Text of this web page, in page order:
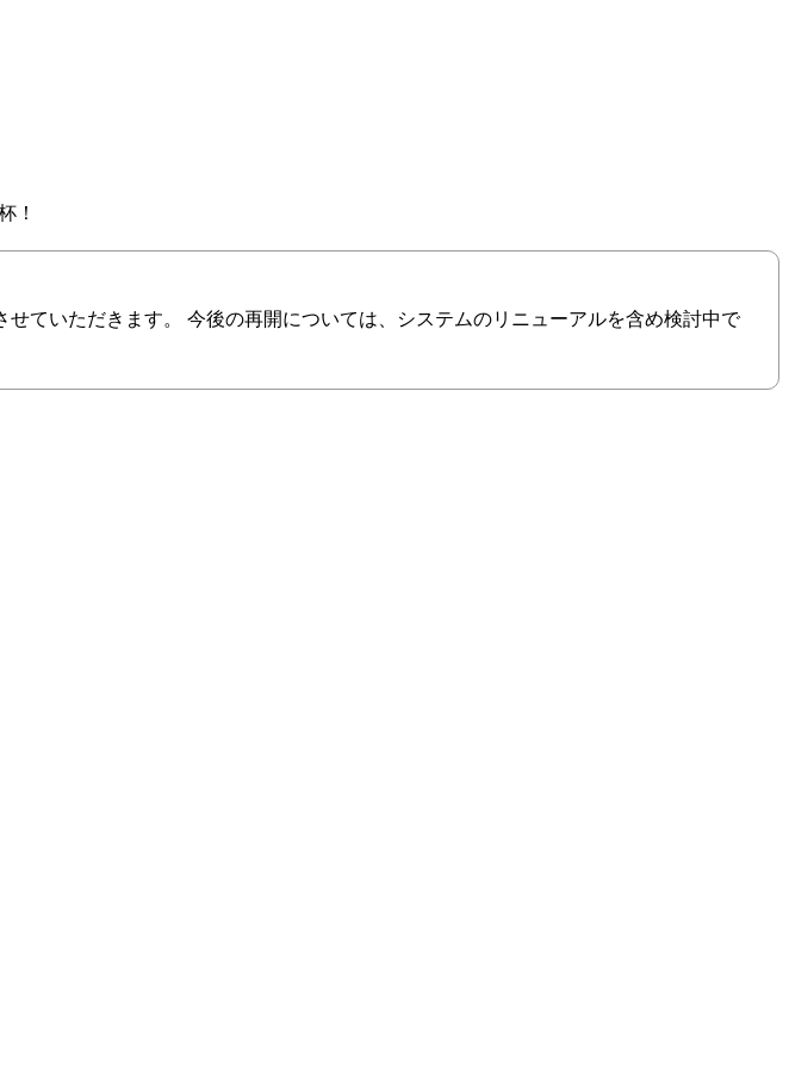
！
ていただきます。 今後の再開については、システムのリニューアルを含め検討中で